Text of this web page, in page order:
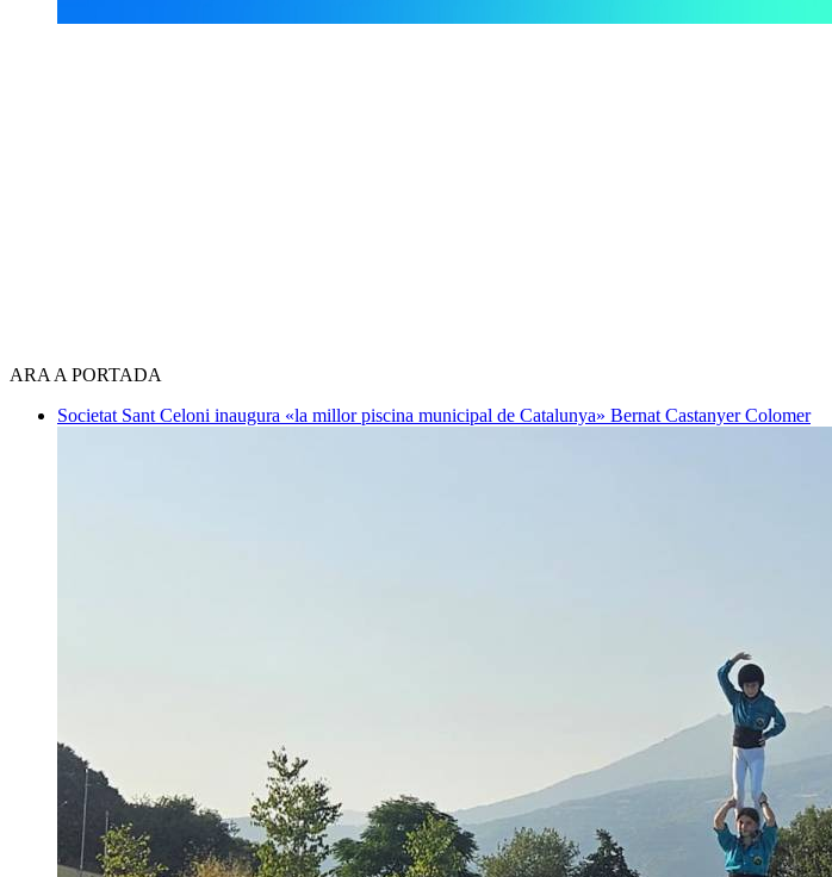
ARA A PORTADA
Societat Sant Celoni inaugura «la millor piscina municipal de Catalunya» Bernat Castanyer Colomer